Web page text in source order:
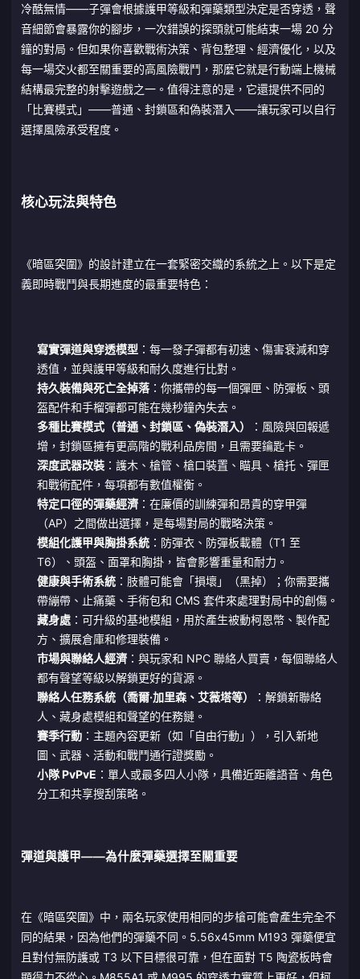
冷酷無情——子彈會根據護甲等級和彈藥類型決定是否穿透，聲
音細節會暴露你的腳步，一次錯誤的探頭就可能結束一場 20 分
鐘的對局。但如果你喜歡戰術決策、背包整理、經濟優化，以及
每一場交火都至關重要的高風險戰鬥，那麼它就是行動端上機械
結構最完整的射擊遊戲之一。值得注意的是，它還提供不同的
「比賽模式」——普通、封鎖區和偽裝潛入——讓玩家可以自行
選擇風險承受程度。
核心玩法與特色
《暗區突圍》的設計建立在一套緊密交織的系統之上。以下是定
義即時戰鬥與長期進度的最重要特色：
寫實彈道與穿透模型 ：每一發子彈都有初速、傷害衰減和穿
透值，並與護甲等級和耐久度進行比對。
持久裝備與死亡全掉落：你攜帶的每一個彈匣、防彈板、頭
盔配件和手榴彈都可能在幾秒鐘內失去。
多種比賽模式（普通、封鎖區、偽裝潛入）
：風險與回報遞
增，封鎖區擁有更高階的戰利品房間，且需要鑰匙卡。
深度武器改裝：護木、槍管、槍口裝置、瞄具、槍托、彈匣
和戰術配件，每項都有數值權衡。
特定口徑的彈藥經濟：在廉價的訓練彈和昂貴的穿甲彈
（AP）之間做出選擇，是每場對局的戰略決策。
模組化護甲與胸掛系統：防彈衣、防彈板載體（T1 至
T6）、頭盔、面罩和胸掛，皆會影響重量和耐力。
健康與手術系統：肢體可能會「損壞」（黑掉）；你需要攜
帶繃帶、止痛藥、手術包和 CMS 套件來處理對局中的創傷。
藏身處：可升級的基地模組，用於產生被動柯恩幣、製作配
方、擴展倉庫和修理裝備。
市場與聯絡人經濟：與玩家和 NPC 聯絡人買賣，每個聯絡人
都有聲望等級以解鎖更好的貨源。
聯絡人任務系統（喬爾·加里森、艾薇塔等）
：解鎖新聯絡
人、藏身處模組和聲望的任務鏈。
賽季行動：主題內容更新（如「自由行動」），引入新地
圖、武器、活動和戰鬥通行證獎勵。
小隊 PvPvE ：單人或最多四人小隊，具備近距離語音、角色
分工和共享搜刮策略。
彈道與護甲——為什麼彈藥選擇至關重要
在《暗區突圍》中，兩名玩家使用相同的步槍可能會產生完全不
同的結果，因為他們的彈藥不同。5.56x45mm M193 彈藥便宜
且對付無防護或 T3 以下目標很可靠，但在面對 T5 陶瓷板時會